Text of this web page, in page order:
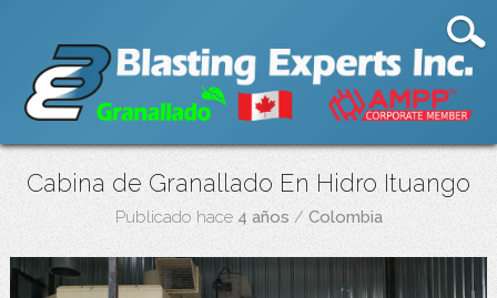
Cabina de Granallado En Hidro Ituango
Publicado hace 4 años / Colombia